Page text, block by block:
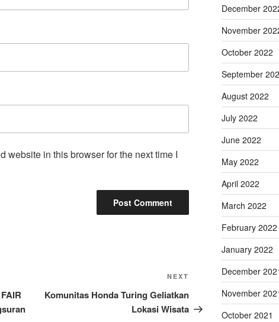
website in this browser for the next time I
Post
NEXT
Komunitas Honda Turing Geliatkan
Lokasi Wisata
December
November
October 2022
September
August 2022
July 2022
June 2022
May 2022
April 2022
March 2022
February 2022
January 2022
December
November
October 2021